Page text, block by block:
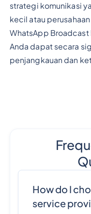
strategi komunikasi
kecil atau
WhatsApp
Anda dapat secara
penjangkauan dan
How do I
service